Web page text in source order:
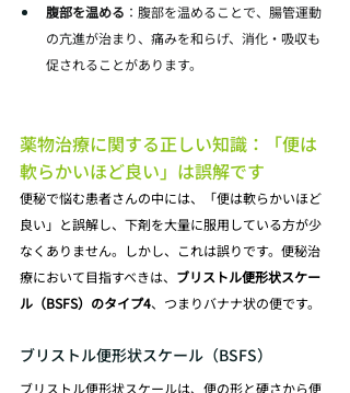
腹部を温める ：腹部を温めることで、腸管運動
の亢進が治まり、痛みを和らげ、消化・吸収も
促されることがあります。
薬物治療に関する正しい知識：「便は
軟らかいほど良い」は誤解です
便秘で悩む患者さんの中には、「便は軟らかいほど
良い」と誤解し、下剤を大量に服用している方が少
なくありません。しかし、これは誤りです。便秘治
療において目指すべきは、 ブリストル便形状スケー
ル（BSFS）のタイプ4、つまりバナナ状の便です。
ブリストル便形状スケール（BSFS）
ブリストル便形状スケールは、便の形と硬さから便